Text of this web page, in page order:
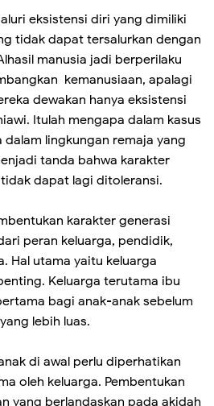
eksistensi diri yang dimiliki
tidak dapat tersalurkan dengan
manusia jadi berperilaku
kemanusiaan, apalagi
dewakan hanya eksistensi
Itulah mengapa dalam kasus
lingkungan remaja yang
tanda bahwa karakter
dapat lagi ditoleransi.
karakter generasi
peran keluarga, pendidik,
Hal utama yaitu keluarga
Keluarga terutama ibu
bagi anak-anak sebelum
lebih luas.
di awal perlu diperhatikan
oleh keluarga. Pembentukan
yang berlandaskan pada akidah